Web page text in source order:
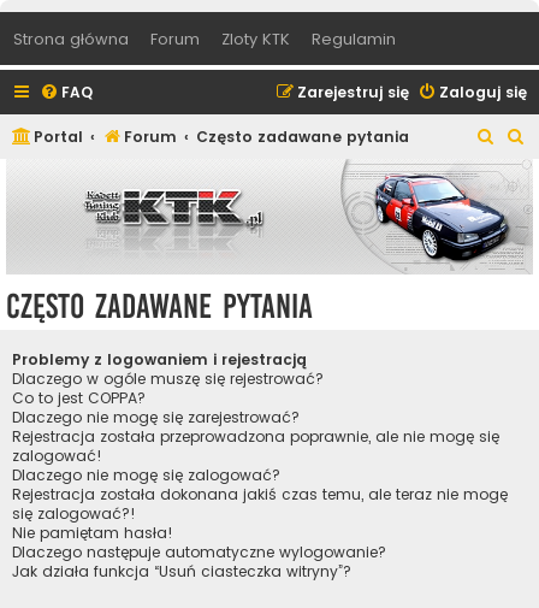
Strona główna Forum Zloty KTK Regulamin
FAQ Zaloguj się
Zarejestruj się
Portal Forum Często zadawane pytania
z
u
k
z
u
k
a
Często zadawane pytania
Problemy z logowaniem i rejestracją
Dlaczego w ogóle muszę się rejestrować?
Co to jest COPPA?
Dlaczego nie mogę się zarejestrować?
Rejestracja została przeprowadzona poprawnie, ale nie mogę się
zalogować!
Dlaczego nie mogę się zalogować?
Rejestracja została dokonana jakiś czas temu, ale teraz nie mogę
się zalogować?!
Nie pamiętam hasła!
Dlaczego następuje automatyczne wylogowanie?
Jak działa funkcja “Usuń ciasteczka witryny”?